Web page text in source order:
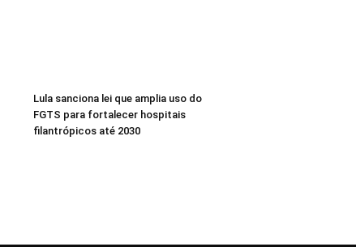
Lula sanciona lei que amplia uso do
FGTS para fortalecer hospitais
filantrópicos até 2030